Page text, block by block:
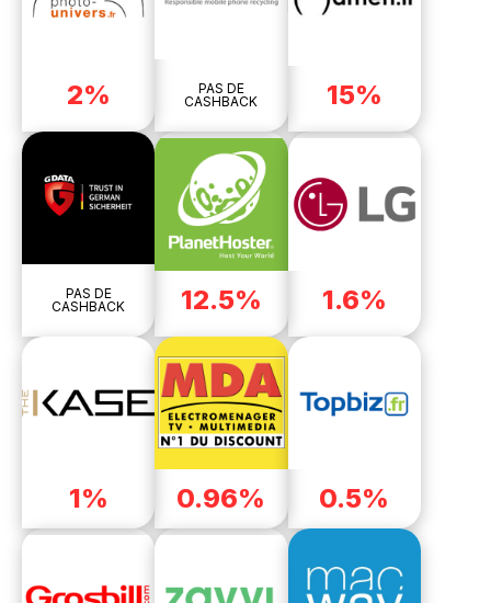
2%
PAS DE
CASHBACK
15%
PAS DE
CASHBACK
12.5% 1.6%
1% 0.96% 0.5%